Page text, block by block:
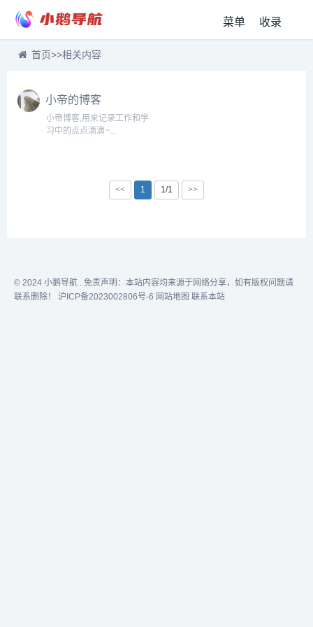
菜单 收录
首页>>相关内容
小帝的博客
小帝博客,用来记录工作和学
习中的点点滴滴~...
<< 1 1/1 >>
© 2024 小鹅导航 . 免责声明：本站内容均来源于网络分享，如有版权问题请
联系删除！ 沪ICP备2023002806号-6 网站地图 联系本站